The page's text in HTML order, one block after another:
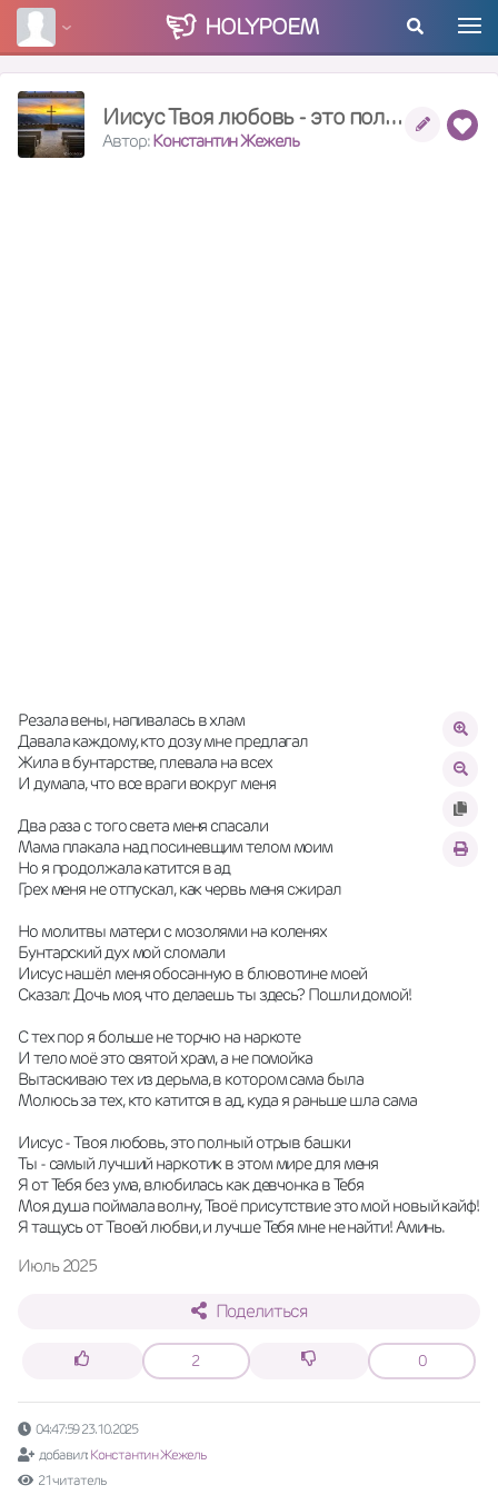
HOLYPOEM
Иисус Твоя любовь - это полный отрыв башки
Автор:Константин Жежель
Резала вены, напивалась в хлам
Давала каждому, кто дозу мне предлагал
Жила в бунтарстве, плевала на всех
И думала, что все враги вокруг меня
Два раза с того света меня спасали
Мама плакала над посиневщим телом моим
Но я продолжала катится в ад
Грех меня не отпускал, как червь меня сжирал
Но молитвы матери с мозолями на коленях
Бунтарский дух мой сломали
Иисус нашёл меня обосанную в блювотине моей
Сказал: Дочь моя, что делаешь ты здесь? Пошли домой!
С тех пор я больше не торчю на наркоте
И тело моё это святой храм, а не помойка
Вытаскиваю тех из дерьма, в котором сама была
Молюсь за тех, кто катится в ад, куда я раньше шла сама
Иисус - Твоя любовь, это полный отрыв башки
Ты - самый лучший наркотик в этом мире для меня
Я от Тебя без ума, влюбилась как девчонка в Тебя
Моя душа поймала волну, Твоё присутствие это мой новый кайф!
Я тащусь от Твоей любви, и лучше Тебя мне не найти! Аминь.
Июль 2025
Поделиться
2 0
04:47:59 23.10.2025
добавил: Константин Жежель
21 читатель